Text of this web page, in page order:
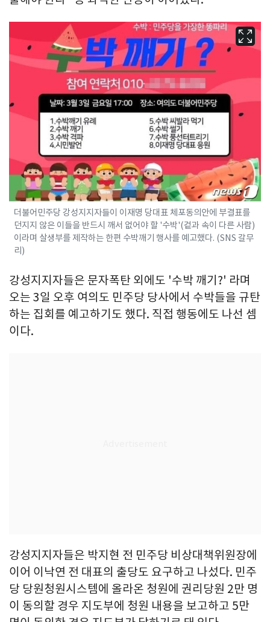
더불어민주당 강성지지자들이 이재명 당대표 체포동의안에 부결표를
던지지 않은 이들을 반드시 깨서 없어야 할 '수박'(겉과 속이 다른 사람)
이라며 살생부를 제작하는 한편 수박깨기 행사를 예고했다. (SNS 갈무
리)
강성지지자들은 문자폭탄 외에도 '수박 깨기?' 라며
오는 3일 오후 여의도 민주당 당사에서 수박들을 규탄
하는 집회를 예고하기도 했다. 직접 행동에도 나선 셈
이다.
강성지지자들은 박지현 전 민주당 비상대책위원장에
이어 이낙연 전 대표의 출당도 요구하고 나섰다. 민주
당 당원청원시스템에 올라온 청원에 권리당원 2만 명
이 동의할 경우 지도부에 청원 내용을 보고하고 5만